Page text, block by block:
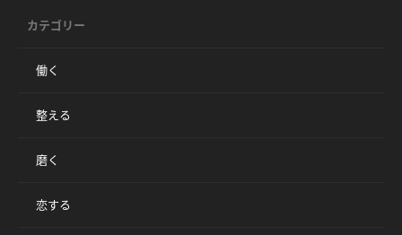
カテゴリー
働く
整える
磨く
恋する